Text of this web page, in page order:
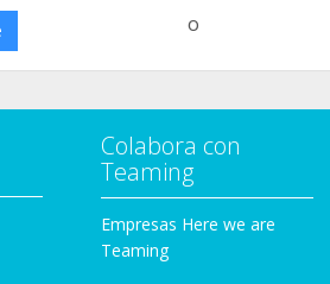
o
Colabora con
Teaming
Empresas Here we are
Teaming